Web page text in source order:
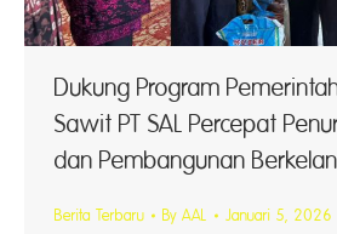
Dukung Program
Sawit PT SAL Percepat
dan Pembangunan
Berita Terbaru By AAL Januari 5, 2026